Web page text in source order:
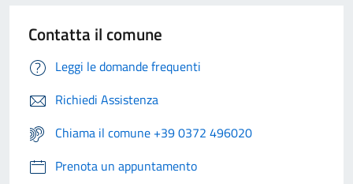
Contatta il comune
Leggi le domande frequenti
Richiedi Assistenza
Chiama il comune +39 0372 496020
Prenota un appuntamento